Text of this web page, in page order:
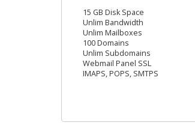
15 GB Disk Space
Unlim Bandwidth
Unlim Mailboxes
100 Domains
Unlim Subdomains
Webmail Panel SSL
IMAPS, POPS, SMTPS